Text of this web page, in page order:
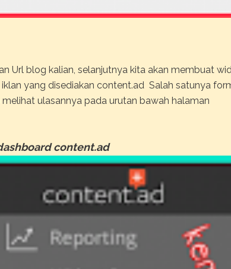
Url blog kalian, selanjutnya kita akan membuat
yang disediakan content.ad Salah satunya
ulasannya pada urutan bawah halaman
content.ad